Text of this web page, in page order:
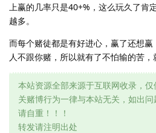
上赢的几率只是40+%，这么玩久了肯
越多。
而每个赌徒都是有好进心，赢了还想
人不跟你赌，所以就有了不怕输的苦，
本站资源全部来源于互联网收录，
关赌博行为一律与本站无关，如出问
请自重！！！
转发请注明出处